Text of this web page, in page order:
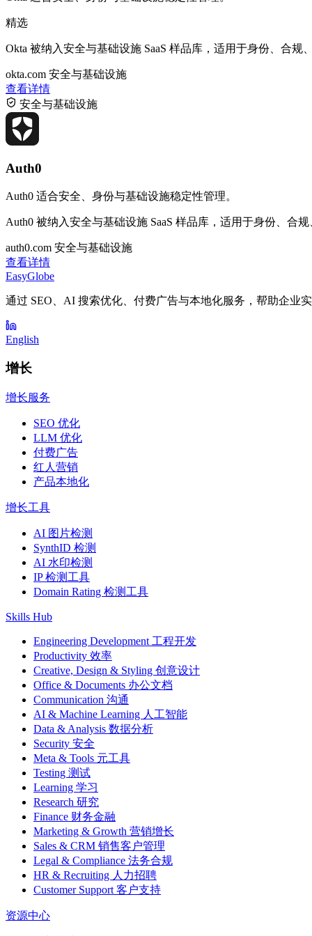
精选
Okta 被纳入安全与基础设施 SaaS 样品库，适用于身份、合
okta.com 安全与基础设施
查看详情
安全与基础设施
Auth0
Auth0 适合安全、身份与基础设施稳定性管理。
Auth0 被纳入安全与基础设施 SaaS 样品库，适用于身份、合
auth0.com 安全与基础设施
查看详情
EasyGlobe
通过 SEO、AI 搜索优化、付费广告与本地化服务，帮助企业
English
增长
增长服务
SEO 优化
LLM 优化
付费广告
红人营销
产品本地化
增长工具
AI 图片检测
SynthID 检测
AI 水印检测
IP 检测工具
Domain Rating 检测工具
Skills Hub
Engineering Development 工程开发
Productivity 效率
Creative, Design & Styling 创意设计
Office & Documents 办公文档
Communication 沟通
AI & Machine Learning 人工智能
Data & Analysis 数据分析
Security 安全
Meta & Tools 元工具
Testing 测试
Learning 学习
Research 研究
Finance 财务金融
Marketing & Growth 营销增长
Sales & CRM 销售客户管理
Legal & Compliance 法务合规
HR & Recruiting 人力招聘
Customer Support 客户支持
资源中心